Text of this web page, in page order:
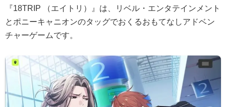
『18TRIP （エイトリ）』は、リベル・エンタテインメント
とポニーキャニオンのタッグでおくるおもてなしアドベン
チャーゲームです。